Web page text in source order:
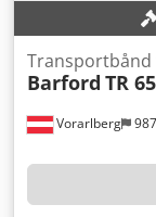
Vorarlberg
Barford TR